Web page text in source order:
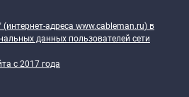
адреса www.cableman.ru) в
данных пользователей сети
c 2017 года